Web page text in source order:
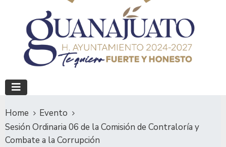
Home
Evento
Sesión Ordinaria 06 de la Comisión de Contraloría y
Combate a la Corrupción